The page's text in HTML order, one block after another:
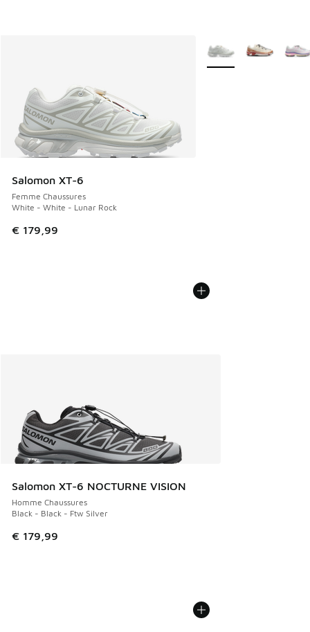
Salomon XT-6
Femme Chaussures
White - White - Lunar Rock
€ 179,99
Plus de couleurs
Salomon XT-6 NOCTURNE VISION
Homme Chaussures
Black - Black - Ftw Silver
€ 179,99